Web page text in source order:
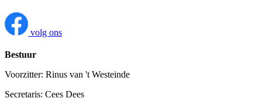
volg ons
Bestuur
Voorzitter: Rinus van 't Westeinde
Secretaris: Cees Dees